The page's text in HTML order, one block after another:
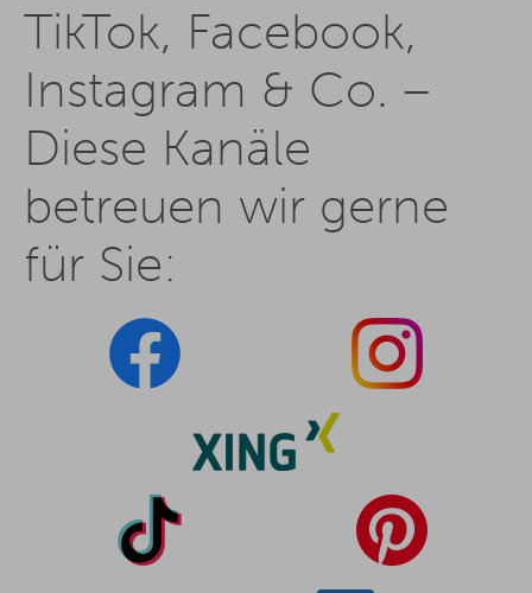
TikTok, Facebook,
Instagram & Co. –
Diese Kanäle
betreuen wir gerne
für Sie: